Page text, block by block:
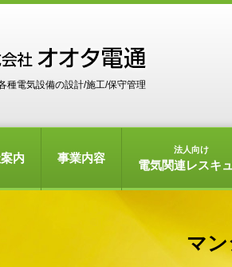
種電気設備の設計/施工/保守管理
内 事業内容
法人向け
電気関連レスキ
マ